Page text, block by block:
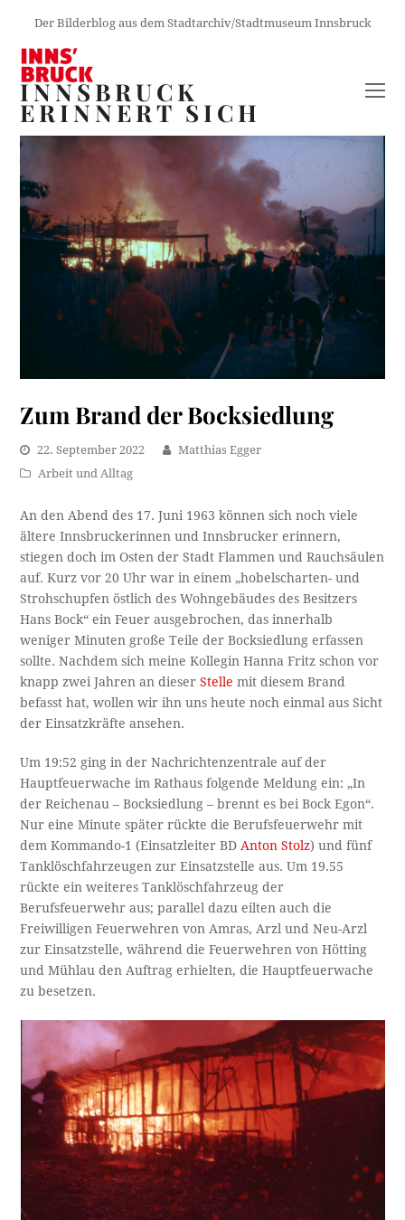
Der Bilderblog aus dem Stadtarchiv/Stadtmuseum Innsbruck
INNSBRUCK
ERINNERT SICH
Zum Brand der Bocksiedlung
22. September 2022
Matthias Egger
Arbeit und Alltag
An den Abend des 17. Juni 1963 können sich noch viele
ältere Innsbruckerinnen und Innsbrucker erinnern,
stiegen doch im Osten der Stadt Flammen und Rauchsäulen
auf. Kurz vor 20 Uhr war in einem „hobelscharten- und
Strohschupfen östlich des Wohngebäudes des Besitzers
Hans Bock“ ein Feuer ausgebrochen, das innerhalb
weniger Minuten große Teile der Bocksiedlung erfassen
sollte. Nachdem sich meine Kollegin Hanna Fritz schon vor
knapp zwei Jahren an dieserStelle mit diesem Brand
befasst hat, wollen wir ihn uns heute noch einmal aus Sicht
der Einsatzkräfte ansehen.
Um 19:52 ging in der Nachrichtenzentrale auf der
Hauptfeuerwache im Rathaus folgende Meldung ein: „In
der Reichenau – Bocksiedlung – brennt es bei Bock Egon“.
Nur eine Minute später rückte die Berufsfeuerwehr mit
dem Kommando-1 (Einsatzleiter BD Anton Stolz) und fünf
Tanklöschfahrzeugen zur Einsatzstelle aus. Um 19.55
rückte ein weiteres Tanklöschfahrzeug der
Berufsfeuerwehr aus; parallel dazu eilten auch die
Freiwilligen Feuerwehren von Amras, Arzl und Neu-Arzl
zur Einsatzstelle, während die Feuerwehren von Hötting
und Mühlau den Auftrag erhielten, die Hauptfeuerwache
zu besetzen.